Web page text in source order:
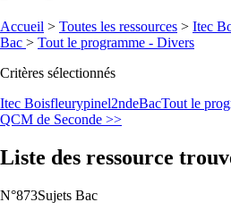
Accueil > Toutes les ressources > Itec
Bac > Tout le programme - Divers
Critères sélectionnés
Itec Boisfleurypinel2ndeBacTout le
QCM de Seconde >>
Liste des ressource
N°873Sujets Bac